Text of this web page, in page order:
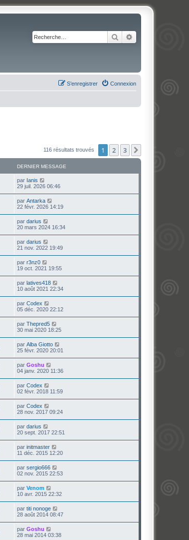
Rechercher
Connexion
S’enregistrer
116 résultats trouvés 1 2 3
DERNIER MESSAGE
par Ianis
29 juil. 2026 06:46
par Antarka
22 févr. 2026 14:19
par darius
20 mars 2024 16:34
par darius
21 nov. 2022 19:49
par r3nz0
19 oct. 2021 19:55
par latives418
10 août 2021 22:34
par Codex
05 déc. 2020 22:12
par Thepred5
30 mai 2020 18:25
par Alba Giotto
25 févr. 2020 20:01
par Goshu
04 janv. 2020 11:36
par Codex
02 févr. 2018 11:59
par Codex
28 nov. 2017 09:24
par darius
20 sept. 2017 22:51
par initmaster
11 déc. 2015 12:20
par sergio666
02 nov. 2015 22:53
par Venom
10 avr. 2015 22:32
par titi nonoge
28 août 2014 08:47
par Goshu
28 mai 2014 03:38